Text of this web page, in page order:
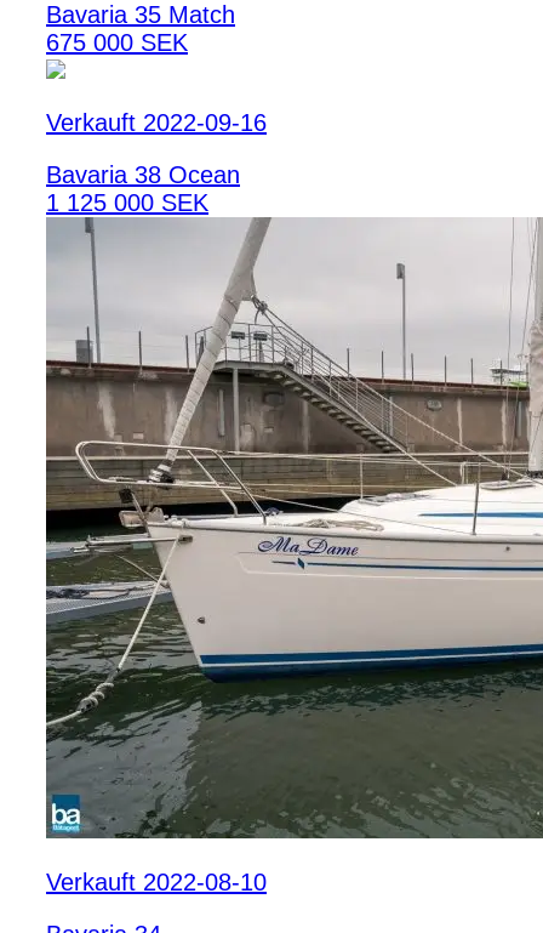
Bavaria 35 Match
675 000 SEK
Verkauft 2022-09-16
Bavaria 38 Ocean
1 125 000 SEK
Verkauft 2022-08-10